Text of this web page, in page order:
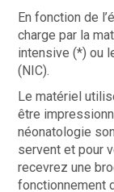
En fonction de
charge par la
intensive (*) ou
(NIC).
Le matériel
être
néonatologie
servent et pour
recevrez une
fonctionnement